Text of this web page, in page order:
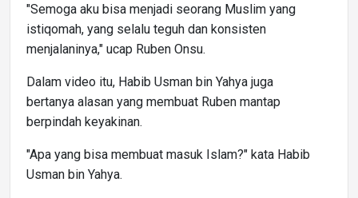
"Semoga aku bisa menjadi seorang Muslim yang
istiqomah, yang selalu teguh dan konsisten
menjalaninya," ucap Ruben Onsu.
Dalam video itu, Habib Usman bin Yahya juga
bertanya alasan yang membuat Ruben mantap
berpindah keyakinan.
"Apa yang bisa membuat masuk Islam?" kata Habib
Usman bin Yahya.